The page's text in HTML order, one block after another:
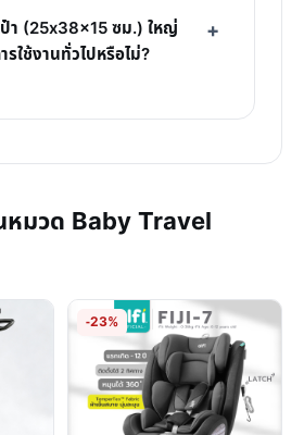
า (25x38x15 ซม.) ใหญ่
รใช้งานทั่วไปหรือไม่?
หมวด Baby Travel
-23%